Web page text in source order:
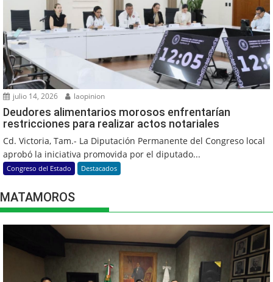
julio 14, 2026 laopinion
Deudores alimentarios morosos enfrentarían
restricciones para realizar actos notariales
Cd. Victoria, Tam.- La Diputación Permanente del Congreso local
aprobó la iniciativa promovida por el diputado...
Congreso del Estado Destacados
MATAMOROS